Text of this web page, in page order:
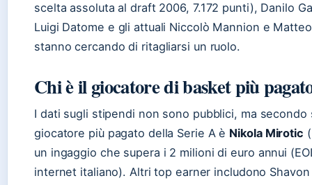
scelta assoluta al draft 2006, 7.172 punti), Danilo
Luigi Datome e gli attuali Niccolò Mannion e
stanno cercando di ritagliarsi un ruolo.
Chi è il giocatore di basket più
I dati sugli stipendi non sono pubblici, ma
giocatore più pagato della Serie A è Nikola Mirotic
un ingaggio che supera i 2 milioni di euro annui
internet italiano). Altri top earner includono